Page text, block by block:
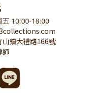
五 10:00-18:00
鎮大禮路166號
師